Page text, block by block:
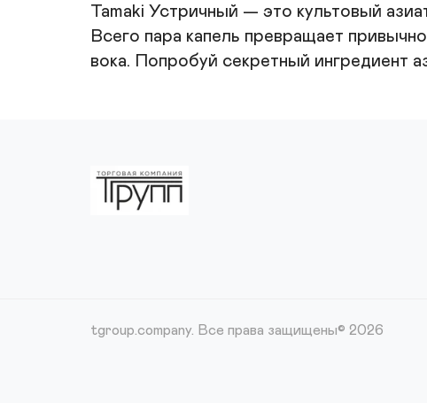
Tamaki Устричный — это культовый
Всего пара капель превращает
вока. Попробуй секретный ингредиент
tgroup.company. Все права защищены© 2026